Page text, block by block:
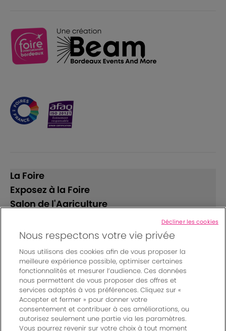
La Foire
Exposez à la Foire
Salon de l'Agriculture
Suivez-nous
© Bordeaux Events And More | Rue Jean Samazeuilh - CS
20088 - 33070 Bordeaux cedex - France
Nous respectons votre vie privée
Nous utilisons des cookies afin de vous proposer la
meilleure expérience possible, optimiser certaines
fonctionnalités et mesurer l’audience. Ces données
nous permettent de vous proposer des offres et
services adaptés à vos préférences. Cliquez sur «
Accepter et fermer » pour donner votre
consentement et contribuer à ces améliorations, ou
autorisez seulement une partie via les paramètres.
Vous pourrez revenir sur votre choix à tout moment
Décliner les cookies